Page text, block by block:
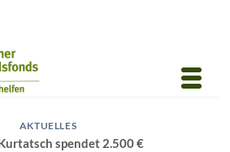
AKTUELLES
spendet 2.500 €